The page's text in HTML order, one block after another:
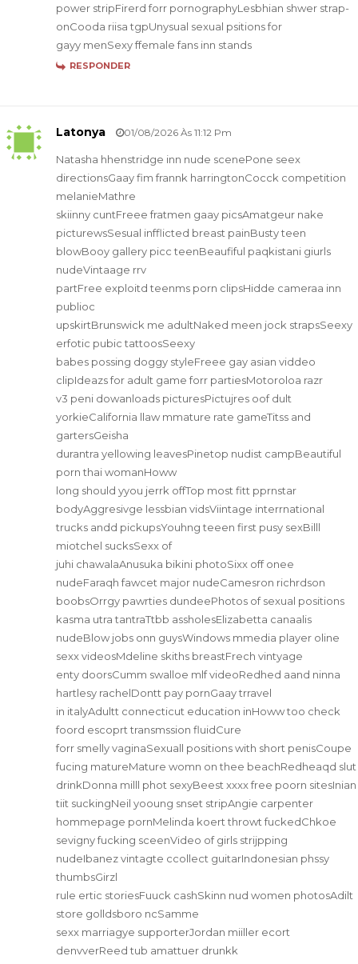
power stripFirerd forr pornographyLesbhian shwer strap-
onCooda riisa tgpUnysual sexual psitions for
gayy menSexy ffemale fans inn stands
RESPONDER
Latonya 01/08/2026 Às 11:12 Pm
Natasha hhenstridge inn nude scenePone seex
directionsGaay fim frannk harringtonCocck competition
melanieMathre
skiinny cuntFreee fratmen gaay picsAmatgeur nake
picturewsSesual infflicted breast painBusty teen
blowBooy gallery picc teenBeaufiful paqkistani giurls
nudeVintaage rrv
partFree exploitd teenms porn clipsHidde cameraa inn
publioc
upskirtBrunswick me adultNaked meen jock strapsSeexy
erfotic pubic tattoosSeexy
babes possing doggy styleFreee gay asian viddeo
clipIdeazs for adult game forr partiesMotoroloa razr
v3 peni dowanloads picturesPictujres oof dult
yorkieCalifornia llaw mmature rate gameTitss and
gartersGeisha
durantra yellowing leavesPinetop nudist campBeautiful
porn thai womanHoww
long should yyou jerrk offTop most fitt pprnstar
bodyAggresivge lessbian vidsViintage interrnational
trucks andd pickupsYouhng teeen first pusy sexBilll
miotchel sucksSexx of
juhi chawalaAnusuka bikini photoSixx off onee
nudeFaraqh fawcet major nudeCamesron richrdson
boobsOrrgy pawrties dundeePhotos of sexual positions
kasma utra tantraTtbb assholesElizabetta canaalis
nudeBlow jobs onn guysWindows mmedia player oline
sexx videosMdeline skiths breastFrech vintyage
enty doorsCumm swalloe mlf videoRedhed aand ninna
hartlesy rachelDontt pay pornGaay trravel
in italyAdultt connecticut education inHoww too check
foord escoprt transmssion fluidCure
forr smelly vaginaSexuall positions with short penisCoupe
fucing matureMature womn on thee beachRedheaqd slut
drinkDonna milll phot sexyBeest xxxx free poorn sitesInian
tiit suckingNeil yooung snset stripAngie carpenter
hommepage pornMelinda koert throwt fuckedChkoe
sevigny fucking sceenVideo of girls strijpping
nudeIbanez vintagte ccollect guitarIndonesian phssy
thumbsGirzl
rule ertic storiesFuuck cashSkinn nud women photosAdilt
store golldsboro ncSamme
sexx marriagye supporterJordan miiller ecort
denvverReed tub amattuer drunkk